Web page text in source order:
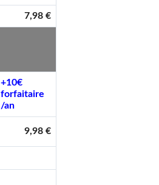
7,98 €
+10€
forfaitaire
/an
9,98 €